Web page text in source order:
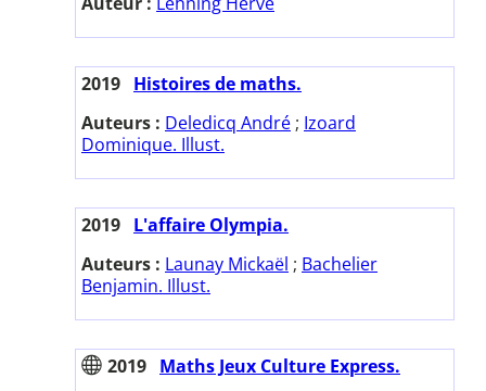
2019 Histoires de maths.
Auteurs : Deledicq André ; Izoard
Dominique. Illust.
2019 L'affaire Olympia.
Auteurs : Launay Mickaël ; Bachelier
Benjamin. Illust.
2019 Maths Jeux Culture Express.